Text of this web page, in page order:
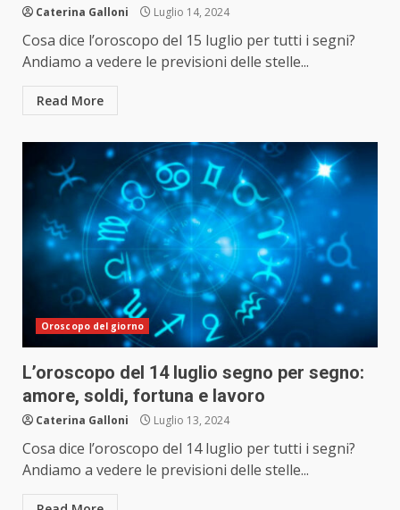
Caterina Galloni Luglio 14, 2024
Cosa dice l’oroscopo del 15 luglio per tutti i segni?
Andiamo a vedere le previsioni delle stelle...
Read More
Oroscopo del giorno
L’oroscopo del 14 luglio segno per segno:
amore, soldi, fortuna e lavoro
Caterina Galloni Luglio 13, 2024
Cosa dice l’oroscopo del 14 luglio per tutti i segni?
Andiamo a vedere le previsioni delle stelle...